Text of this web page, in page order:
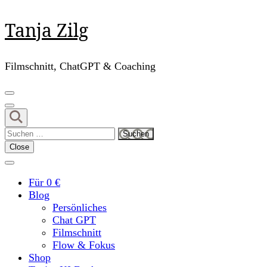
Skip
to
(Press
Enter)
Tanja Zilg
Filmschnitt, ChatGPT & Coaching
Suchen
nach:
Close
Für 0 €
Blog
Persönliches
Chat GPT
Filmschnitt
Flow & Fokus
Shop